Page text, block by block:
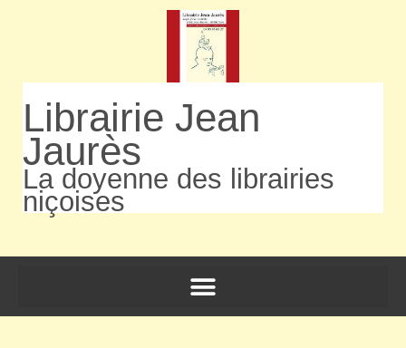
Librairie Jean
Jaurès
La doyenne des librairies
niçoises